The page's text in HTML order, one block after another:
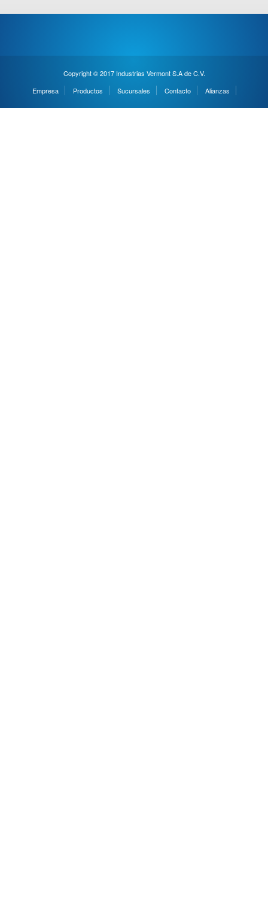
Copyright © 2017 Industrias Vermont S.A de C.V.
Empresa
Productos Sucursales Contacto Alianzas